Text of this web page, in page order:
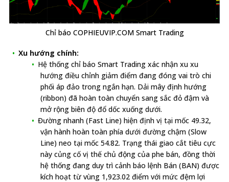
Chỉ báo COPHIEUVIP.COM Smart Trading
Xu hướng chính:
Hệ thống chỉ báo Smart Trading xác nhận xu xu
hướng điều chỉnh giảm điểm đang đóng vai trò chi
phối áp đảo trong ngắn hạn. Dải mây định hướng
(ribbon) đã hoàn toàn chuyển sang sắc đỏ đậm và
mở rộng biên độ đổ dốc xuống dưới.
Đường nhanh (Fast Line) hiện định vị tại mốc 49.32,
vận hành hoàn toàn phía dưới đường chậm (Slow
Line) neo tại mốc 54.82. Trạng thái giao cắt tiêu cực
này củng cố vị thế chủ động của phe bán, đồng thời
hệ thống đang duy trì cảnh báo lệnh Bán (BAN) được
kích hoạt từ vùng 1,923.02 điểm với mức đệm lợi